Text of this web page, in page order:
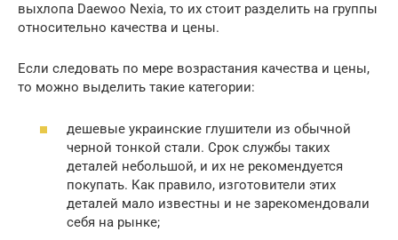
выхлопа Daewoo Nexia, то их стоит разделить на группы
относительно качества и цены.
Если следовать по мере возрастания качества и цены,
то можно выделить такие категории:
дешевые украинские глушители из обычной
черной тонкой стали. Срок службы таких
деталей небольшой, и их не рекомендуется
покупать. Как правило, изготовители этих
деталей мало известны и не зарекомендовали
себя на рынке;